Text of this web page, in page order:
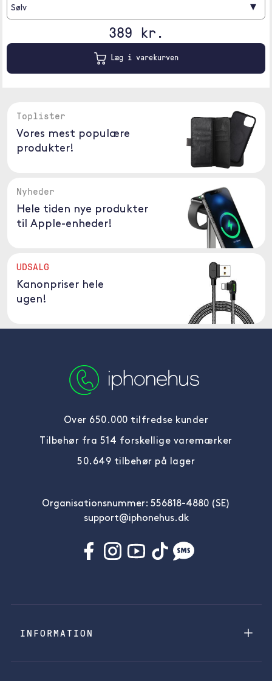
Sølv ▾
389 kr.
Læg i varekurven
Toplister
Vores mest populære
produkter!
Nyheder
Hele tiden nye produkter
til Apple-enheder!
UDSALG
Kanonpriser hele
ugen!
Over 650.000 tilfredse kunder
Tilbehør fra 514 forskellige varemærker
50.649 tilbehør på lager
Organisationsnummer: 556818-4880 (SE)
support@iphonehus.dk
INFORMATION